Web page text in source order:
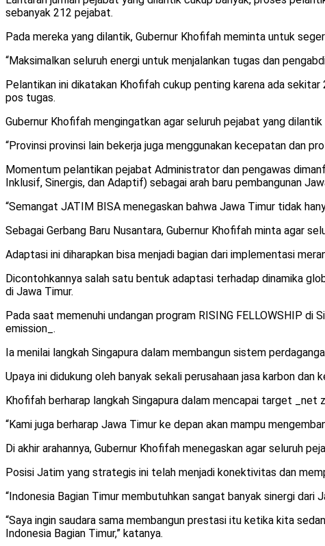
sebanyak 212 pejabat.
Pada mereka yang dilantik, Gubernur Khofifah meminta untuk
“Maksimalkan seluruh energi untuk menjalankan tugas dan
Pelantikan ini dikatakan Khofifah cukup penting karena ada
pos tugas.
Gubernur Khofifah mengingatkan agar seluruh pejabat yang
“Provinsi provinsi lain bekerja juga menggunakan kecepatan dan
Momentum pelantikan pejabat Administrator dan pengawas
Inklusif, Sinergis, dan Adaptif) sebagai arah baru pembangunan
“Semangat JATIM BISA menegaskan bahwa Jawa Timur tidak
Sebagai Gerbang Baru Nusantara, Gubernur Khofifah minta agar
Adaptasi ini diharapkan bisa menjadi bagian dari implementasi
Dicontohkannya salah satu bentuk adaptasi terhadap dinamika
di Jawa Timur.
Pada saat memenuhi undangan program RISING FELLOWSHIP
emission_.
Ia menilai langkah Singapura dalam membangun sistem
Upaya ini didukung oleh banyak sekali perusahaan jasa karbon
Khofifah berharap langkah Singapura dalam mencapai target _net
“Kami juga berharap Jawa Timur ke depan akan mampu
Di akhir arahannya, Gubernur Khofifah menegaskan agar seluruh
Posisi Jatim yang strategis ini telah menjadi konektivitas dan
“Indonesia Bagian Timur membutuhkan sangat banyak sinergi
“Saya ingin saudara sama membangun prestasi itu ketika kita
Indonesia Bagian Timur,” katanya.